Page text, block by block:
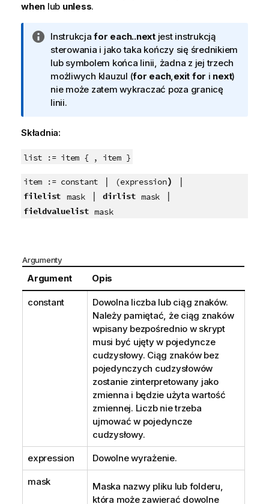
when lub unless.
I
n
f
o
r
m
c
a
Instrukcjafor each..nextjest instrukcją
sterowania i jako taka kończy się średnikiem
lub symbolem końca linii, żadna z jej trzech
możliwych klauzul (for each,exit for i next)
nie może zatem wykraczać poza granicę
linii.
Składnia:
list := item { , item }
item := constant | (expression) |
filelist mask| dirlist mask |
fieldvaluelist mask
Argumenty
Argument Opis
constant
Dowolna liczba lub ciąg znaków.
Należy pamiętać, że ciąg znaków
wpisany bezpośrednio w skrypt
musi być ujęty w pojedyncze
cudzysłowy. Ciąg znaków bez
pojedynczych cudzysłowów
zostanie zinterpretowany jako
zmienna i będzie użyta wartość
zmiennej. Liczb nie trzeba
ujmować w pojedyncze
cudzysłowy.
expression Dowolne wyrażenie.
mask
Maska nazwy pliku lub folderu,
która może zawierać dowolne